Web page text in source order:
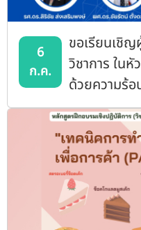
6
ก.ค.
ขอเรียนเชิญ
วิชาการ ในหั
ด้วยความร้อ